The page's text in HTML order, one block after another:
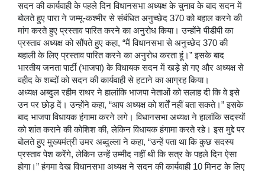
सदन की कार्यवाही के पहले दिन विधानसभा अध्यक्ष के चुनाव के बाद सदन में
बोलते हुए पारा ने जम्मू-कश्मीर से संबंधित अनुच्छेद 370 को बहाल करने की
मांग करते हुए प्रस्ताव पारित करने का अनुरोध किया। उन्होंने पीडीपी का
प्रस्ताव अध्यक्ष को सौंपते हुए कहा, “मैं विधानसभा से अनुच्छेद 370 की
बहाली के लिए प्रस्ताव पारित करने का अनुरोध करता हूं।” इसके बाद
भारतीय जनता पार्टी (भाजपा) के विधायक सदन में खड़े हो गए और अध्यक्ष से
वहीद के शब्दों को सदन की कार्यवाही से हटाने का आग्रह किया।
अध्यक्ष अब्दुल रहीम राथर ने हालांकि भाजपा नेताओं को सलाह दी कि वे इसे
उन पर छोड़ दें। उन्होंने कहा, “आप अध्यक्ष को शर्तें नहीं बता सकते।” इसके
बाद भाजपा विधायक हंगामा करने लगे। विधानसभा अध्यक्ष ने हालांकि सदस्यों
को शांत कराने की कोशिश की, लेकिन विधायक हंगामा करते रहे। इस मुद्दे पर
बोलते हुए मुख्यमंत्री उमर अब्दुल्ला ने कहा, “उन्हें पता था कि कुछ सदस्य
प्रस्ताव पेश करेंगे, लेकिन उन्हें उम्मीद नहीं थी कि सत्र के पहले दिन ऐसा
होगा।” हंगमा देख विधानसभा अध्यक्ष ने सदन की कार्यवाही 10 मिनट के लिए